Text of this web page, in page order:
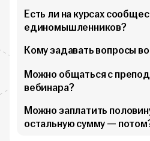
Есть ли на курсах
единомышленников?
Кому задавать вопросы
Можно общаться с
вебинара?
Можно заплатить
остальную сумму —